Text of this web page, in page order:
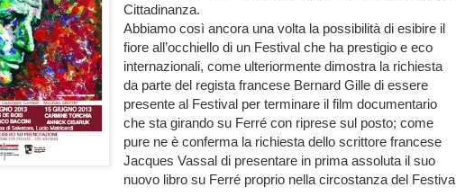
Cittadinanza.
Abbiamo così ancora una volta la possibilità di esibire il
fiore all’occhiello di un Festival che ha prestigio e eco
internazionali, come ulteriormente dimostra la richiesta
da parte del regista francese Bernard Gille di essere
presente al Festival per terminare il film documentario
che sta girando su Ferré con riprese sul posto; come
pure ne è conferma la richiesta dello scrittore francese
Jacques Vassal di presentare in prima assoluta il suo
nuovo libro su Ferré proprio nella circostanza del